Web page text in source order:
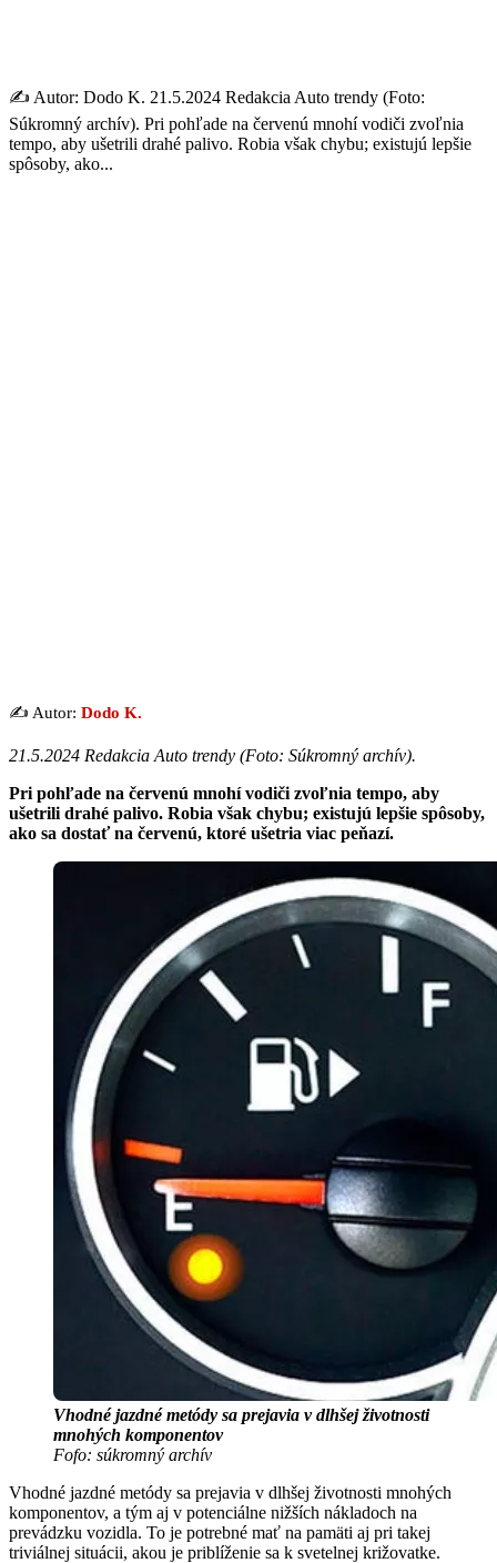
✍️ Autor: Dodo K. 21.5.2024 Redakcia Auto trendy (Foto:
Súkromný archív). Pri pohľade na červenú mnohí vodiči zvoľnia
tempo, aby ušetrili drahé palivo. Robia však chybu; existujú lepšie
spôsoby, ako...
✍️ Autor: Dodo K.
21.5.2024 Redakcia Auto trendy (Foto: Súkromný archív).
Pri pohľade na červenú mnohí vodiči zvoľnia tempo, aby
ušetrili drahé palivo. Robia však chybu; existujú lepšie spôsoby,
ako sa dostať na červenú, ktoré ušetria viac peňazí.
Vhodné jazdné metódy sa prejavia v dlhšej životnosti
mnohých komponentov
Fofo: súkromný archív
Vhodné jazdné metódy sa prejavia v dlhšej životnosti mnohých
komponentov, a tým aj v potenciálne nižších nákladoch na
prevádzku vozidla. To je potrebné mať na pamäti aj pri takej
triviálnej situácii, akou je priblíženie sa k svetelnej križovatke.